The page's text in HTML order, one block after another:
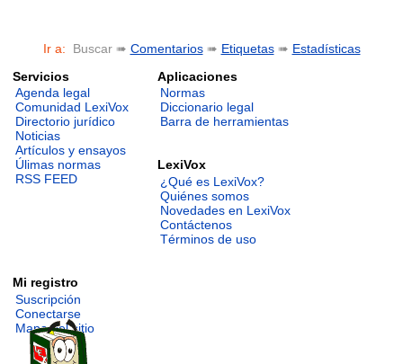
Ir a: Buscar ➠ Comentarios➠ Etiquetas➠ Estadísticas
Servicios
Agenda legal
Comunidad LexiVox
Directorio jurídico
Noticias
Artículos y ensayos
Úlimas normas
RSS FEED
Aplicaciones
Normas
Diccionario legal
Barra de herramientas
LexiVox
¿Qué es LexiVox?
Quiénes somos
Novedades en LexiVox
Contáctenos
Términos de uso
Mi registro
Suscripción
Conectarse
Mapa del sitio